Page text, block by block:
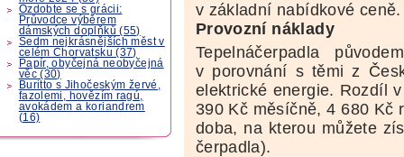
Ozdobte se s grácii:
Průvodce výběrem
dámských doplňků (55)
Sedm nejkrásnějších měst v
celém Chorvatsku (37)
Papír, obyčejná neobyčejná
věc (30)
Buritto s Jihočeským žervé,
fazolemi, hovězím ragú,
avokádem a koriandrem
(16)
v základní nabídkové ceně.
Provozní náklady
Tepelnáčerpadla
v porovnání s těmi z
elektrické energie. Rozdíl
390 Kč měsíčně, 4 680 Kč
doba, na kterou můžete
čerpadla).